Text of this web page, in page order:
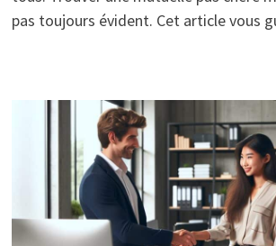
pas toujours évident. Cet article vous